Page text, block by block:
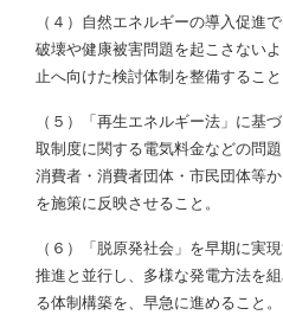
（４）自然エネルギーの導入促進
破壊や健康被害問題を起こさない
止へ向けた検討体制を整備すること
（５）「再生エネルギー法」に基
取制度に関する電気料金などの問
消費者・消費者団体・市民団体等
を施策に反映させること。
（６）「脱原発社会」を早期に実
推進と並行し、多様な発電方法を
る体制構築を、早急に進めること。